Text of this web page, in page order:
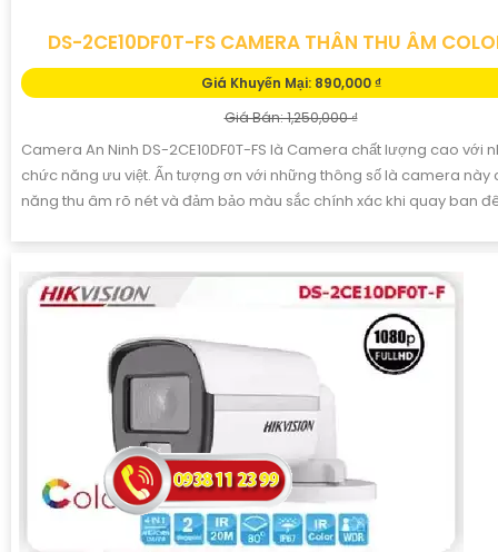
DS-2CE10DF0T-FS CAMERA THÂN THU ÂM
Giá Khuyến Mại: 890,000 ₫
Giá Bán: 1,250,000 ₫
Camera An Ninh DS-2CE10DF0T-FS là Camera chất lượng cao với
chức năng ưu việt. Ấn tượng ơn với những thông số là camera này
năng thu âm rõ nét và đảm bảo màu sắc chính xác khi quay ban